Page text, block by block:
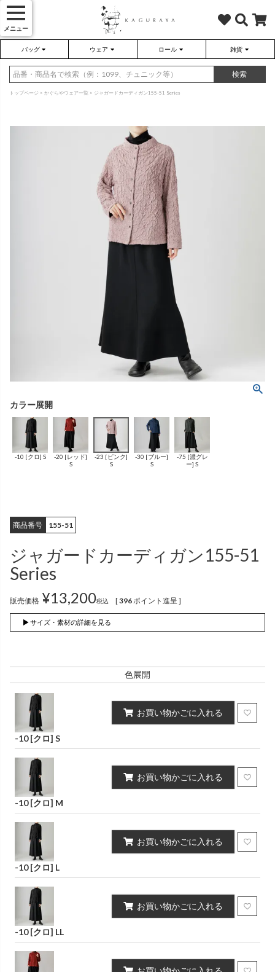
メニュー
バッグ
かぐらやバッグ
かぐらやバッグ一覧
ウェア
かぐらやウェア
カーディガン
ブラウス カラーブラウス
インナー パンツ
ロール
かぐらやロール
（綿80%、ポリエステル15%、
さらり（ボーダー）
（綿80%、ポリエステル15%、
ポリウレタン5%）
（無地）
（綿56%、アクリル24%、
ポリウレタン4%）
ふんわりあたたか
（綿56%、アクリル24%、
ナイロン16%、
（無地）
（レーヨン76％、
ポリエステル18％、
シルク4％、ポリウレタン2%）
絹プラス
（レーヨン76%、
シルク4%ポリウレタン2%）
麻 （無地）
（綿56％、ポリエステル：18％、
麻12%、
麻プラス （ボーダー）
（綿56%、ポリエステル18%、
かぐらやロール一覧
雑貨
雑貨
ソックス・タイツ・ストッキ
検索
トップページ かぐらやウェア一覧 ジャガードカーディガン155-51 Series
-10 [クロ] S
-20 [レッド]
S
-23 [ピンク]
S
-30 [ブルー]
S
-75 [濃グレ
ー] S
商品番号 155-51
ジャガードカーディガン155-51
Series
販売価格 ¥13,200税込 [396 ポイント進呈 ]
▶ サイズ・素材の詳細を見る
色展開
-10 [クロ] S
お買い物かごに入れる
-10 [クロ] M
お買い物かごに入れる
-10 [クロ] L
お買い物かごに入れる
-10 [クロ] LL
お買い物かごに入れる